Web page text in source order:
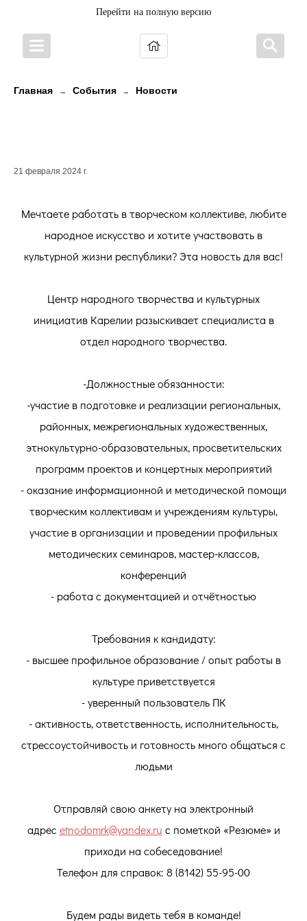
Перейти на полную версию
Главная → События → Новости
21 февраля 2024 г.
Мечтаете работать в творческом коллективе, любите
народное искусство и хотите участвовать в
культурной жизни республики? Эта новость для вас!
Центр народного творчества и культурных
инициатив Карелии разыскивает специалиста в
отдел народного творчества.
-Должностные обязанности:
-участие в подготовке и реализации региональных,
районных, межрегиональных художественных,
этнокультурно-образовательных, просветительских
программ проектов и концертных мероприятий
- оказание информационной и методической помощи
творческим коллективам и учреждениям культуры,
участие в организации и проведении профильных
методических семинаров, мастер-классов,
конференций
- работа с документацией и отчётностью
Требования к кандидату:
- высшее профильное образование / опыт работы в
культуре приветствуется
- уверенный пользователь ПК
- активность, ответственность, исполнительность,
стрессоустойчивость и готовность много общаться с
людьми
Отправляй свою анкету на электронный
адрес etnodomrk@yandex.ru c пометкой «Резюме» и
приходи на собеседование!
Телефон для справок: 8 (8142) 55-95-00
Будем рады видеть тебя в команде!